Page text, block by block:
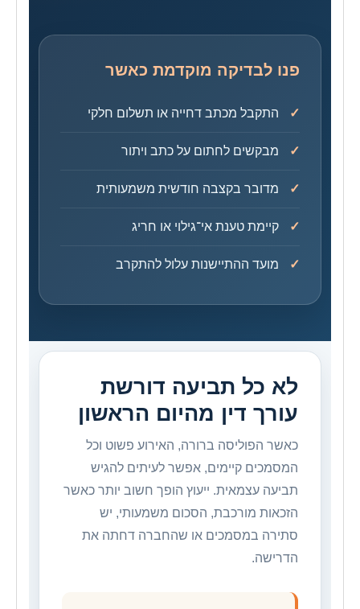
פנו לבדיקה מוקדמת כאשר
התקבל מכתב דחייה או תשלום חלקי
מבקשים לחתום על כתב ויתור
מדובר בקצבה חודשית משמעותית
קיימת טענת אי־גילוי או חריג
מועד ההתיישנות עלול להתקרב
לא כל תביעה דורשת
עורך דין מהיום הראשון
כאשר הפוליסה ברורה, האירוע פשוט וכל
המסמכים קיימים, אפשר לעיתים להגיש
תביעה עצמאית. ייעוץ הופך חשוב יותר כאשר
הזכאות מורכבת, הסכום משמעותי, יש
סתירה במסמכים או שהחברה דחתה את
הדרישה.